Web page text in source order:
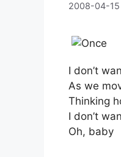
2008-04-15
I don’t
As we
Thinking
I don’t
Oh, baby